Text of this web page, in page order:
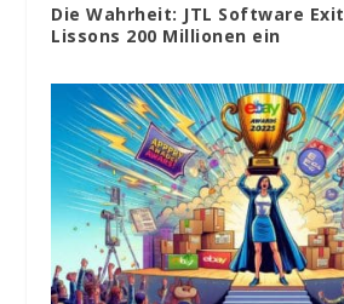
Die Wahrheit: JTL Software
Lissons 200 Millionen ein